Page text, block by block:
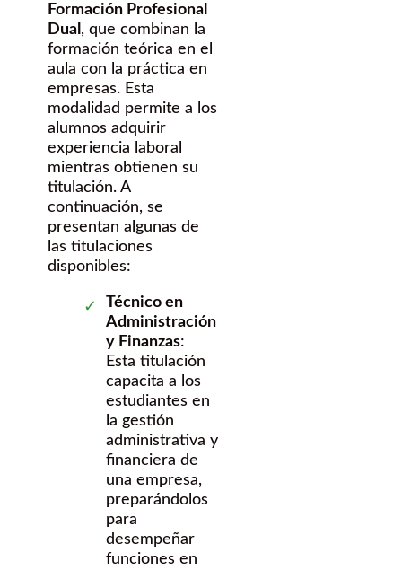
Formación Profesional
Dual , que combinan la
formación teórica en el
aula con la práctica en
empresas. Esta
modalidad permite a los
alumnos adquirir
experiencia laboral
mientras obtienen su
titulación. A
continuación, se
presentan algunas de
las titulaciones
disponibles:
Técnico en
Administración
y Finanzas:
Esta titulación
capacita a los
estudiantes en
la gestión
administrativa y
financiera de
una empresa,
preparándolos
para
desempeñar
funciones en